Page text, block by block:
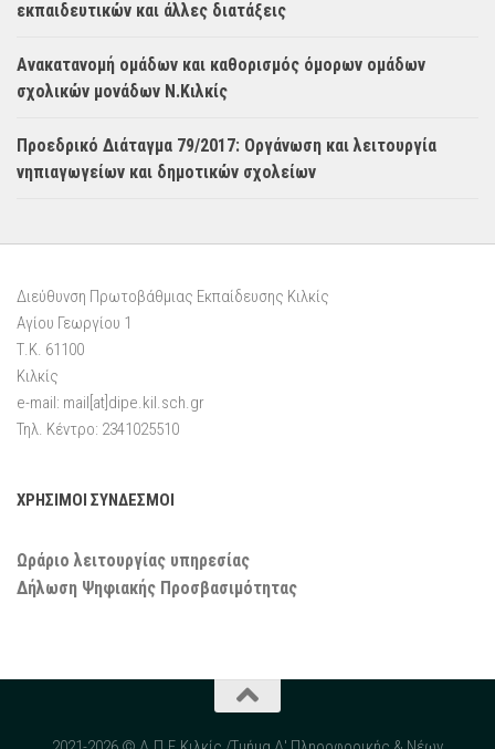
εκπαιδευτικών και άλλες διατάξεις
Ανακατανομή ομάδων και καθορισμός όμορων ομάδων
σχολικών μονάδων Ν.Κιλκίς
Προεδρικό Διάταγμα 79/2017: Οργάνωση και λειτουργία
νηπιαγωγείων και δημοτικών σχολείων
Διεύθυνση Πρωτοβάθμιας Εκπαίδευσης Κιλκίς
Αγίου Γεωργίου 1
Τ.Κ. 61100
Κιλκίς
e-mail: mail[at]dipe.kil.sch.gr
Τηλ. Κέντρο: 2341025510
ΧΡΗΣΙΜΟΙ ΣΥΝΔΕΣΜΟΙ
Ωράριο λειτουργίας υπηρεσίας
Δήλωση Ψηφιακής Προσβασιμότητας